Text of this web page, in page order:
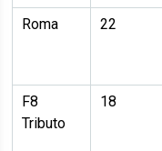
Roma
22
F8
Tributo
18